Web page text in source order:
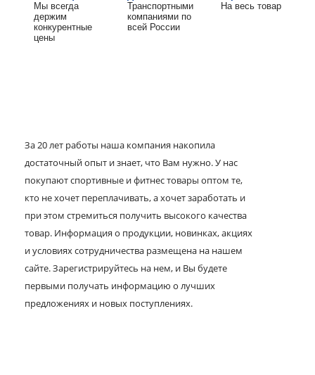
Мы всегда
держим
конкурентные
цены
Транспортными
компаниями по
всей России
На весь товар
За 20 лет работы наша компания накопила
достаточный опыт и знает, что Вам нужно. У нас
покупают спортивные и фитнес товары оптом те,
кто не хочет переплачивать, а хочет заработать и
при этом стремиться получить высокого качества
товар. Информация о продукции, новинках, акциях
и условиях сотрудничества размещена на нашем
сайте. Зарегистрируйтесь на нем, и Вы будете
первыми получать информацию о лучших
предложениях и новых поступлениях.